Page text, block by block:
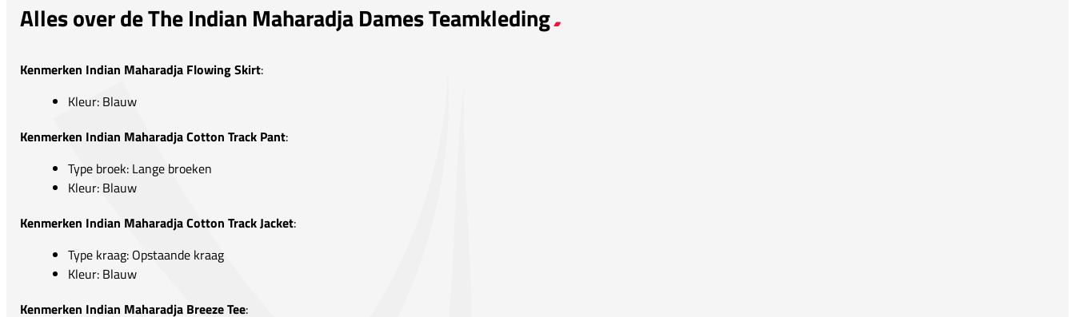
Alles over de The Indian Maharadja Dames Teamkleding
Kenmerken Indian Maharadja Flowing Skirt:
Kleur: Blauw
Kenmerken Indian Maharadja Cotton Track Pant:
Type broek: Lange broeken
Kleur: Blauw
Kenmerken Indian Maharadja Cotton Track Jacket:
Type kraag: Opstaande kraag
Kleur: Blauw
Kenmerken Indian Maharadja Breeze Tee: